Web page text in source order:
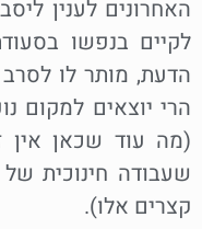
האחרונים לענין
לקיים בנפשו
הדעת, מותר לו
הרי יוצאים למקום
(מה עוד שכאן
שעבודה חינוכית
קצרים אלו).